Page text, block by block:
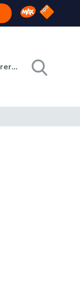
Omroep MAX
NPO
Registreren